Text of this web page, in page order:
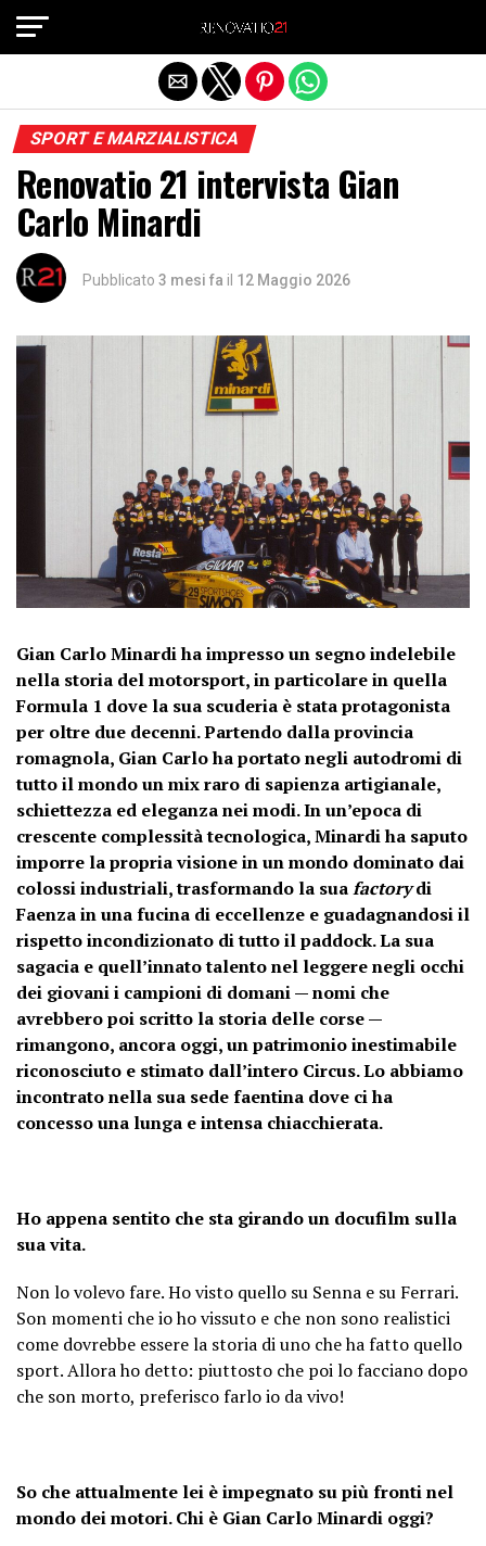
SPORT E MARZIALISTICA
Renovatio 21 intervista Gian
Carlo Minardi
Pubblicato 3 mesi fa il 12 Maggio 2026
Gian Carlo Minardi ha impresso un segno indelebile
nella storia del motorsport, in particolare in quella
Formula 1 dove la sua scuderia è stata protagonista
per oltre due decenni. Partendo dalla provincia
romagnola, Gian Carlo ha portato negli autodromi di
tutto il mondo un mix raro di sapienza artigianale,
schiettezza ed eleganza nei modi.In un’epoca di
crescente complessità tecnologica, Minardi ha saputo
imporre la propria visione in un mondo dominato dai
colossi industriali, trasformando la suafactorydi
Faenza in una fucina di eccellenze e guadagnandosi il
rispetto incondizionato di tutto il paddock. La sua
sagacia e quell’innato talento nel leggere negli occhi
dei giovani i campioni di domani — nomi che
avrebbero poi scritto la storia delle corse —
rimangono, ancora oggi, un patrimonio inestimabile
riconosciuto e stimato dall’intero Circus.Lo abbiamo
incontrato nella sua sede faentina dove ci ha
concesso una lunga e intensa chiacchierata.
Ho appena sentito che sta girando un docufilm sulla
sua vita.
Non lo volevo fare. Ho visto quello su Senna e su Ferrari.
Son momenti che io ho vissuto e che non sono realistici
come dovrebbe essere la storia di uno che ha fatto quello
sport. Allora ho detto: piuttosto che poi lo facciano dopo
che son morto, preferisco farlo io da vivo!
So che attualmente lei è impegnato su più fronti nel
mondo dei motori. Chi è Gian Carlo Minardi oggi?
Exit mobile version